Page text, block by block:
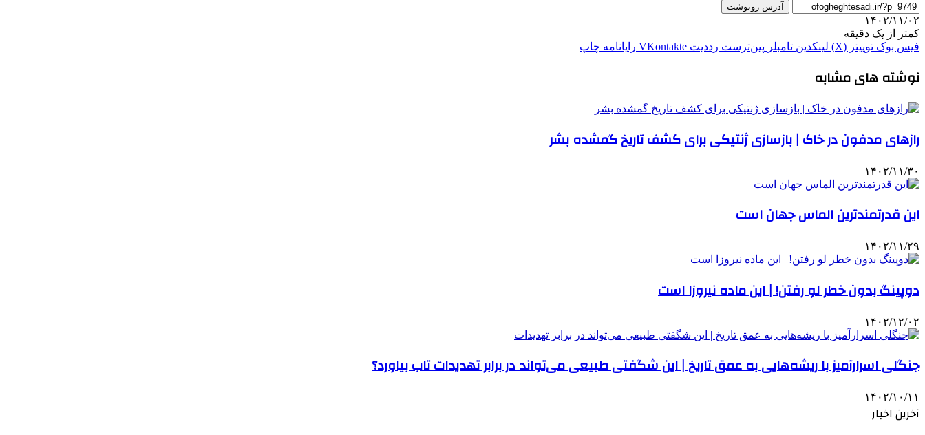
آدرس رونوشت
۱۴۰۲/۱۱/۰۲
کمتر از یک دقیقه
فیس بوک توییتر (X) لینکدین ‫تامبلر ‫پین‌ترست ‫رددیت ‫VKontakte رایانامه چاپ
نوشته های مشابه
رازهای مدفون در خاک | بازسازی ژنتیکی برای کشف تاریخ گمشده بشر
۱۴۰۲/۱۱/۳۰
این قدرتمندترین الماس جهان است
۱۴۰۲/۱۱/۲۹
دوپینگ بدون خطر لو رفتن! | این ماده نیروزا است
۱۴۰۲/۱۲/۰۲
جنگلی اسرارآمیز با ریشه‌هایی به عمق تاریخ | این شگفتی طبیعی می‌تواند در برابر تهدیدات تاب بیاورد؟
۱۴۰۲/۱۰/۱۱
آخرین اخبار